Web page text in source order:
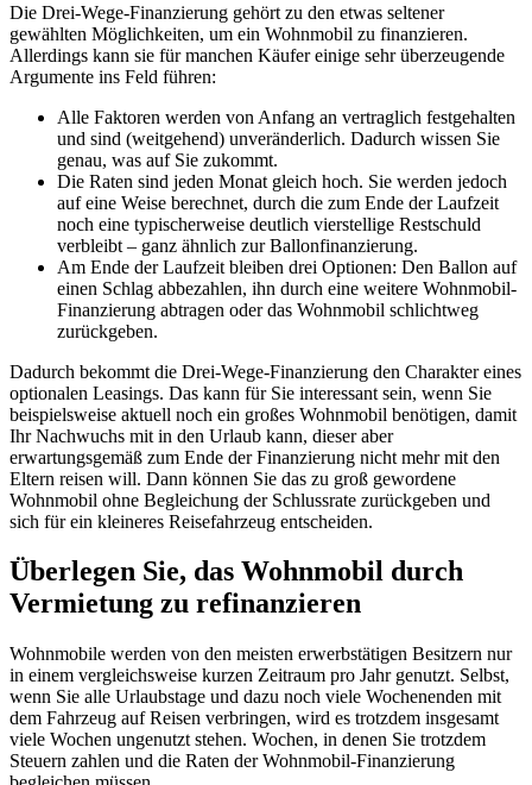
Die Drei-Wege-Finanzierung gehört zu den etwas seltener
gewählten Möglichkeiten, um ein Wohnmobil zu finanzieren.
Allerdings kann sie für manchen Käufer einige sehr überzeugende
Argumente ins Feld führen:
Alle Faktoren werden von Anfang an vertraglich festgehalten
und sind (weitgehend) unveränderlich. Dadurch wissen Sie
genau, was auf Sie zukommt.
Die Raten sind jeden Monat gleich hoch. Sie werden jedoch
auf eine Weise berechnet, durch die zum Ende der Laufzeit
noch eine typischerweise deutlich vierstellige Restschuld
verbleibt – ganz ähnlich zur Ballonfinanzierung.
Am Ende der Laufzeit bleiben drei Optionen: Den Ballon auf
einen Schlag abbezahlen, ihn durch eine weitere Wohnmobil-
Finanzierung abtragen oder das Wohnmobil schlichtweg
zurückgeben.
Dadurch bekommt die Drei-Wege-Finanzierung den Charakter eines
optionalen Leasings. Das kann für Sie interessant sein, wenn Sie
beispielsweise aktuell noch ein großes Wohnmobil benötigen, damit
Ihr Nachwuchs mit in den Urlaub kann, dieser aber
erwartungsgemäß zum Ende der Finanzierung nicht mehr mit den
Eltern reisen will. Dann können Sie das zu groß gewordene
Wohnmobil ohne Begleichung der Schlussrate zurückgeben und
sich für ein kleineres Reisefahrzeug entscheiden.
Überlegen Sie, das Wohnmobil durch
Vermietung zu refinanzieren
Wohnmobile werden von den meisten erwerbstätigen Besitzern nur
in einem vergleichsweise kurzen Zeitraum pro Jahr genutzt. Selbst,
wenn Sie alle Urlaubstage und dazu noch viele Wochenenden mit
dem Fahrzeug auf Reisen verbringen, wird es trotzdem insgesamt
viele Wochen ungenutzt stehen. Wochen, in denen Sie trotzdem
Steuern zahlen und die Raten der Wohnmobil-Finanzierung